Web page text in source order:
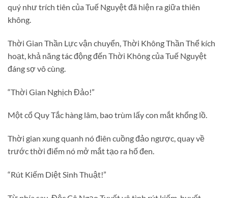
quý như trích tiên của Tuế Nguyệt đã hiện ra giữa thiên
không.
Thời Gian Thần Lực vận chuyển, Thời Không Thần Thể kích
hoạt, khả năng tác động đến Thời Không của Tuế Nguyệt
đáng sợ vô cùng.
“Thời Gian Nghịch Đảo!”
Một cổ Quy Tắc hàng lâm, bao trùm lấy con mắt khổng lồ.
Thời gian xung quanh nó điên cuồng đảo ngược, quay về
trước thời điểm nó mở mắt tạo ra hố đen.
“Rút Kiếm Diệt Sinh Thuật!”